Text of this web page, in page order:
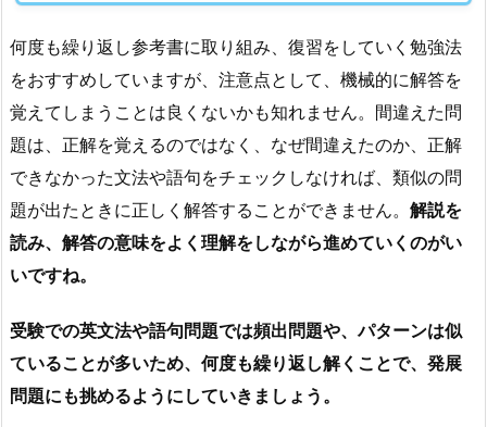
何度も繰り返し参考書に取り組み、復習をしていく勉強法
をおすすめしていますが、注意点として、機械的に解答を
覚えてしまうことは良くないかも知れません。間違えた問
題は、正解を覚えるのではなく、なぜ間違えたのか、正解
できなかった文法や語句をチェックしなければ、類似の問
題が出たときに正しく解答することができません。 解説を
読み、解答の意味をよく理解をしながら進めていくのがい
いですね。
受験での英文法や語句問題では頻出問題や、パターンは似
ていることが多いため、何度も繰り返し解くことで、発展
問題にも挑めるようにしていきましょう。